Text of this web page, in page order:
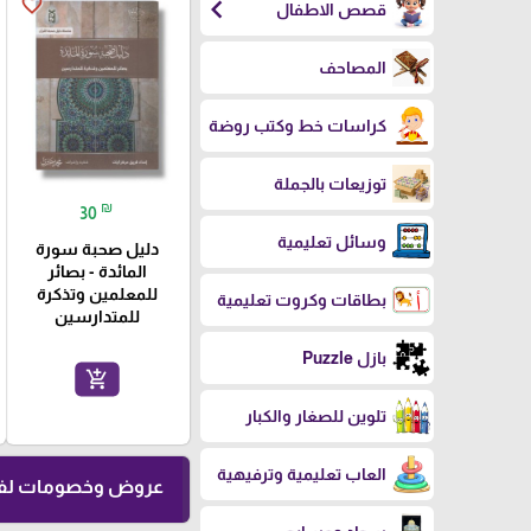
قصص الاطفال chevron_left
المصاحف
كراسات خط وكتب روضة
توزيعات بالجملة
وسائل تعليمية
بطاقات وكروت تعليمية
بازل Puzzle
تلوين للصغار والكبار
العاب تعليمية وترفيهية
30 ₪
دليل صحبة سورة
المائدة - بصائر
للمعلمين وتذكرة
للمتدارسين
add_shopping_cart
عروض وخصومات